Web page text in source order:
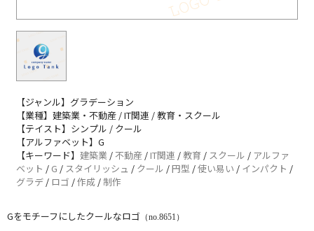
【ジャンル】グラデーション
【業種】建築業・不動産 / IT関連 / 教育・スクール
【テイスト】シンプル / クール
【アルファベット】G
【キーワード】 建築業 / 不動産 /IT関連 / 教育 / スクール / アルファ
ベット / G / スタイリッシュ / クール /円型 /使い易い / インパクト /
グラデ / ロゴ /作成 / 制作
Gをモチーフにしたクールなロゴ （no.8651）